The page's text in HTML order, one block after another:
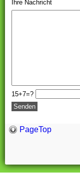
Ihre Nachricht
15+7=?
PageTop